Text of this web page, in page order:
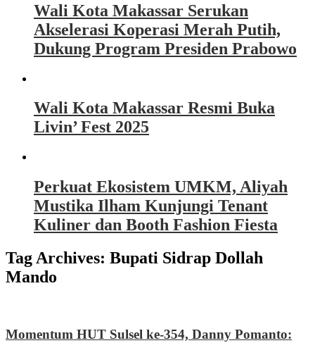
Wali Kota Makassar Serukan
Akselerasi Koperasi Merah Putih,
Dukung Program Presiden Prabowo
Wali Kota Makassar Resmi Buka
Livin’ Fest 2025
Perkuat Ekosistem UMKM, Aliyah
Mustika Ilham Kunjungi Tenant
Kuliner dan Booth Fashion Fiesta
Tag Archives: Bupati Sidrap Dollah
Mando
Momentum HUT Sulsel ke-354, Danny Pomanto: